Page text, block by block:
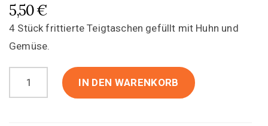
5,50€
4 Stück frittierte Teigtaschen gefüllt mit Huhn und
Gemüse.
IN DEN WARENKORB